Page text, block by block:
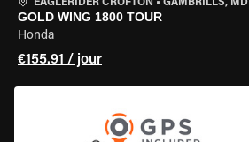
EAGLERIDER CROFTON • GAMBRILLS, MD
GOLD WING 1800 TOUR
Honda
€155.91 / jour